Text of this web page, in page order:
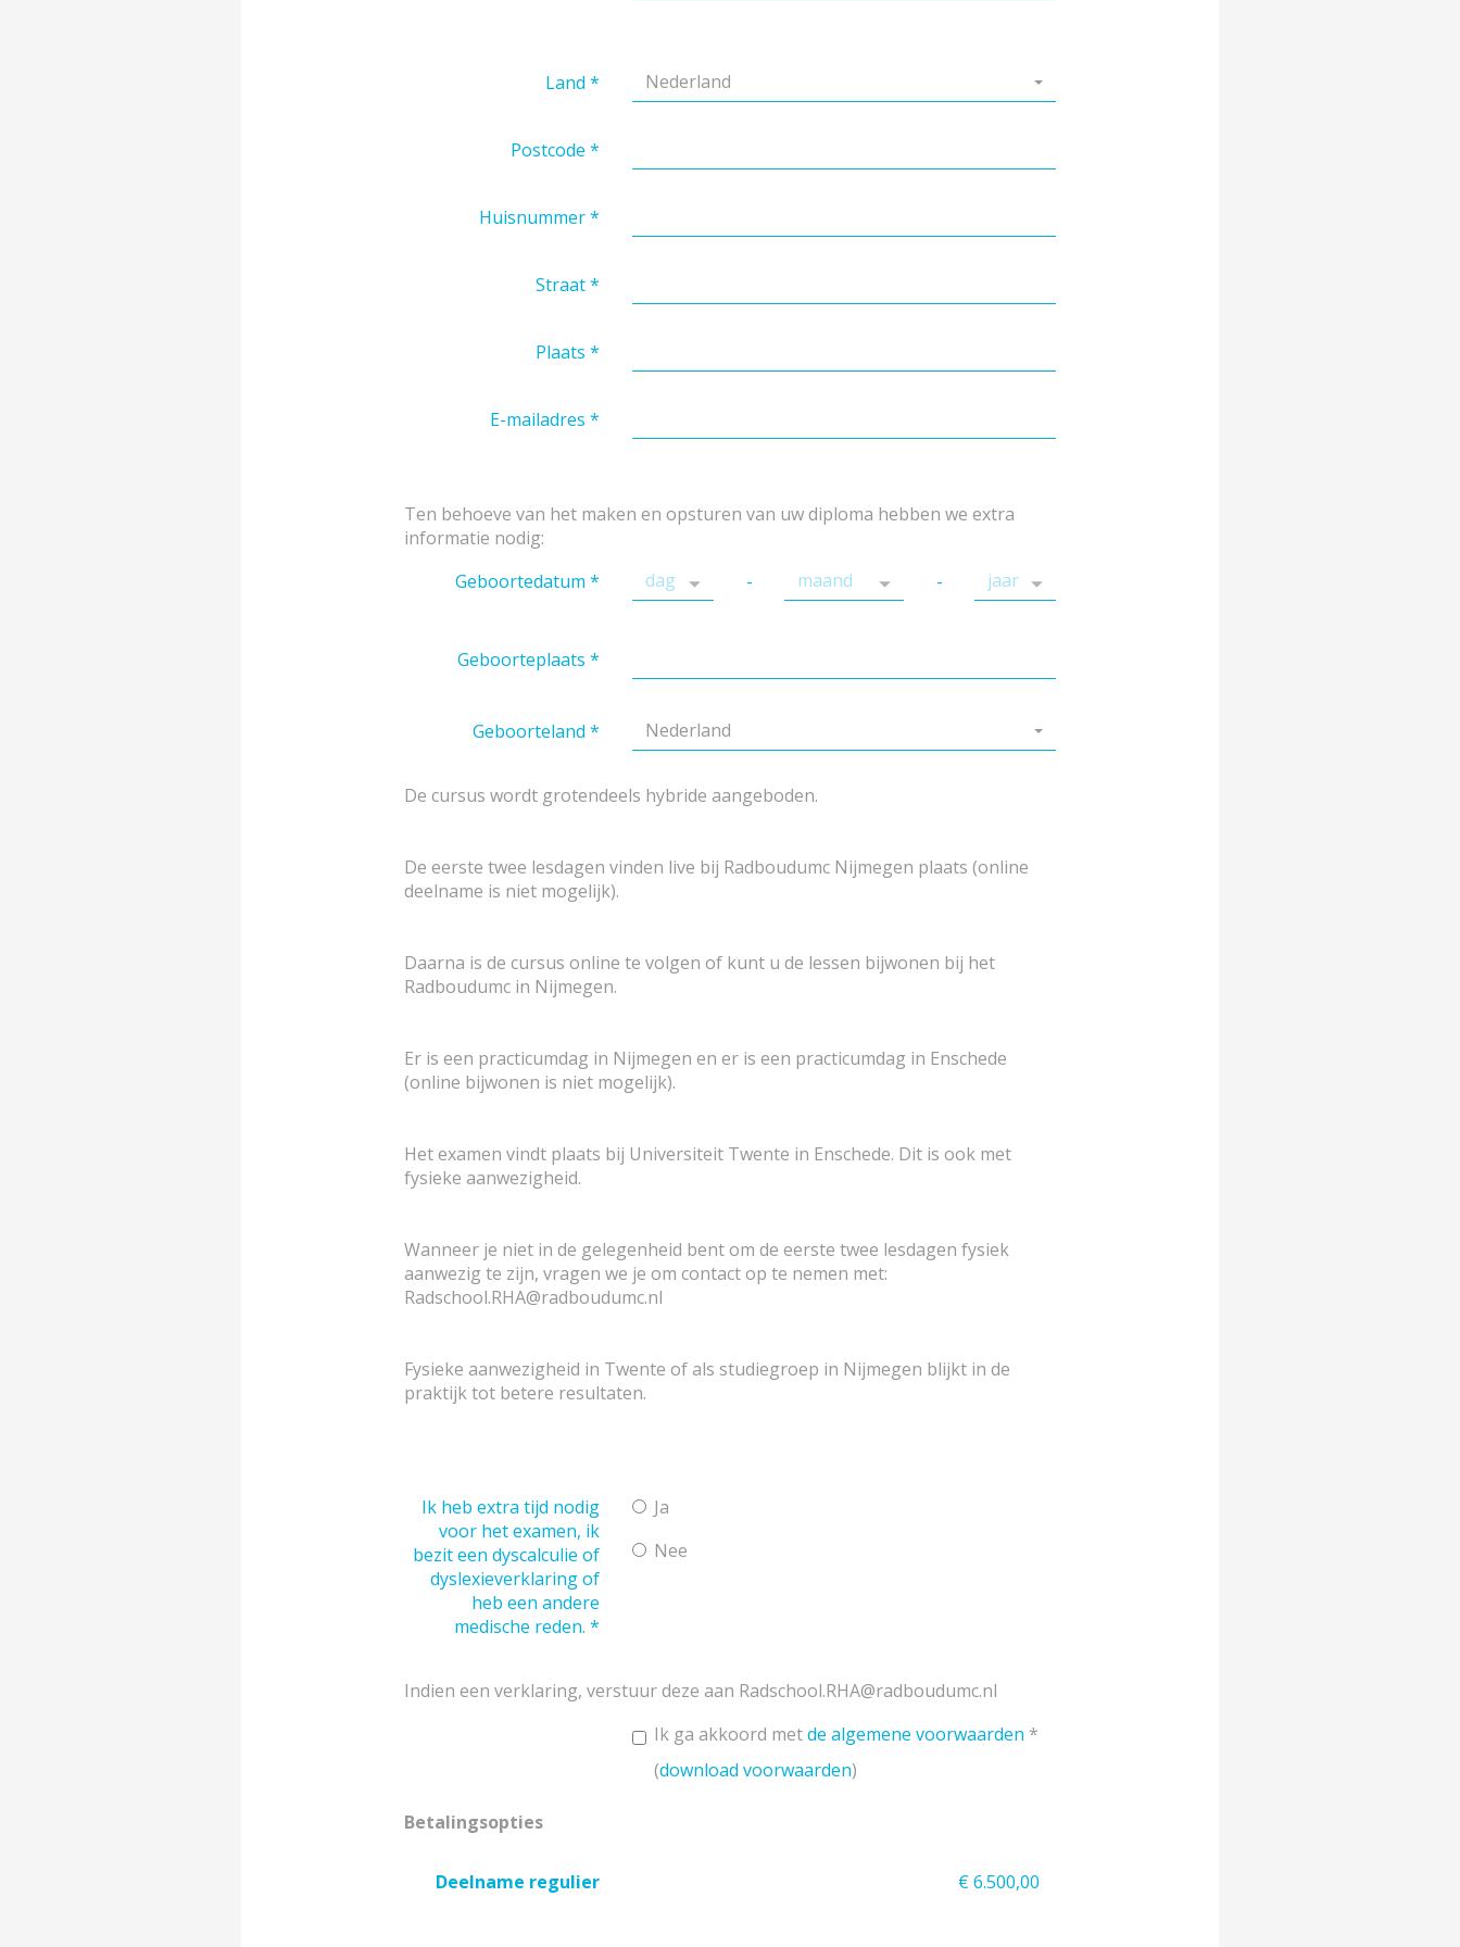
Land * Nederland
Postcode *
Huisnummer*
Straat*
Plaats *
E-mailadres *
Ten behoeve van het maken en opsturen van uw diploma hebben we extra
informatie nodig:
Geboortedatum * - -
Geboorteplaats *
Geboorteland * Nederland
De cursus wordt grotendeels hybride aangeboden.
De eerste twee lesdagen vinden live bij Radboudumc Nijmegen plaats (online
deelname is niet mogelijk).
Daarna is de cursus online te volgen of kunt u de lessen bijwonen bij het
Radboudumc in Nijmegen.
Er is een practicumdag in Nijmegen en er is een practicumdag in Enschede
(online bijwonen is niet mogelijk).
Het examen vindt plaats bij Universiteit Twente in Enschede. Dit is ook met
fysieke aanwezigheid.
Wanneer je niet in de gelegenheid bent om de eerste twee lesdagen fysiek
aanwezig te zijn, vragen we je om contact op te nemen met:
Radschool.RHA@radboudumc.nl
Fysieke aanwezigheid in Twente of als studiegroep in Nijmegen blijkt in de
praktijk tot betere resultaten.
Ik heb extra tijd nodig
voor het examen, ik
bezit een dyscalculie of
dyslexieverklaring of
heb een andere
medische reden. *
Ja
Nee
Indien een verklaring, verstuur deze aan Radschool.RHA@radboudumc.nl
Ik ga akkoord metde algemene voorwaarden *
(download voorwaarden)
Betalingsopties
Deelname regulier € 6.500,00